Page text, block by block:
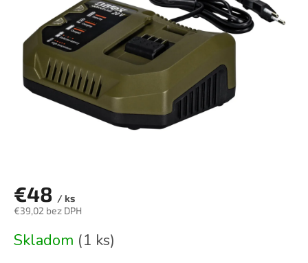
hviezdičiek.
€48 / ks
€39,02 bez DPH
cena:
Skladom (1 ks)